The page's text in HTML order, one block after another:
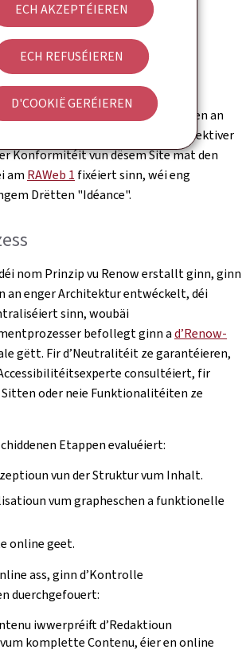
ECH AKZEPTÉIEREN
ECH REFUSÉIEREN
D'COOKIË GERÉIEREN
vun dëser
de(n)
erstallt. D'Angaben an
sinn exakt a baséieren op enger effektiver
Konformitéit vun dësem Site mat den
am RAWeb 1 fixéiert sinn, wéi eng
Drëtten "Idéance".
nom Prinzip vu Renow erstallt ginn, ginn
an enger Architektur entwéckelt, déi
sinn, woubäi
befollegt ginn ad’Renow-
gëtt. Fir d’Neutralitéit ze garantéieren,
consultéiert, fir
oder neie Funktionalitéiten ze
Etappen evaluéiert:
vun der Struktur vum Inhalt.
vum grapheschen a funktionelle
online geet.
ass, ginn d’Kontrolle
duerchgefouert:
iwwerpréift d’Redaktioun
komplette Contenu, éier en online